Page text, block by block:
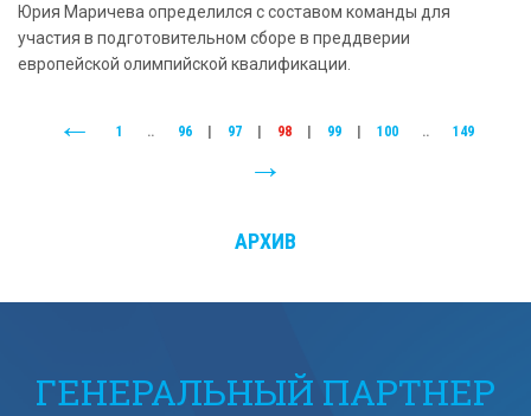
Юрия Маричева определился с составом команды для
участия в подготовительном сборе в преддверии
европейской олимпийской квалификации.
1 .. 96 97 98 99 100 .. 149
АРХИВ
ГЕНЕРАЛЬНЫЙ ПАРТНЕР